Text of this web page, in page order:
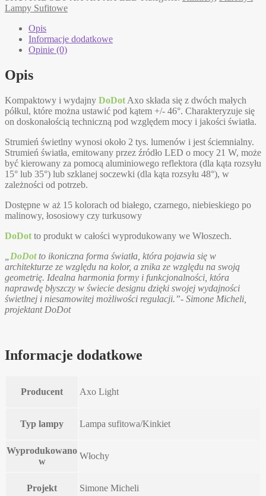
sufitowa
15
kolorów
Lampy Sufitowe
Opis
Informacje dodatkowe
Opinie (0)
Opis
Kompaktowy i wydajny DoDot Axo składa się z dwóch małych
półkul, które można ustawić pod kątem +/- 46°. Charakteryzuje się
on doskonałością techniczną pod względem mocy i jakości światła.
Strumień świetlny wynosi około 2 tys. lumenów i jest ściemnialny.
Strumień światła, emitowany przez źródło LED o mocy 21 W, może
być kierowany za pomocą aluminiowego reflektora (dla kąta rozsyłu
15° lub 35°) lub szklanej soczewki (dla kąta rozsyłu 48°), w
zależności od potrzeb.
Dostępne w aż 15 kolorach od białego, czarnego, niebieskiego po
malinowy, łososiowy czy turkusowy
DoDot to produkt w całości wyprodukowany we Włoszech.
DoDotto ikoniczna forma światła, która pojawia się w
architekturze ze względu na kolor, a znika ze względu na swoją
geometrię. Idealna harmonia formy i funkcjonalności, która
naprawdę błyszczy w świecie designu dzięki swojej wydajności
świetlnej i niesamowitej możliwości regulacji.”- Simone Micheli,
projektant DoDot
Informacje dodatkowe
Producent Axo Light
Typ lampy Lampa sufitowa/Kinkiet
Wyprodukowano
w
Włochy
Projekt Simone Micheli